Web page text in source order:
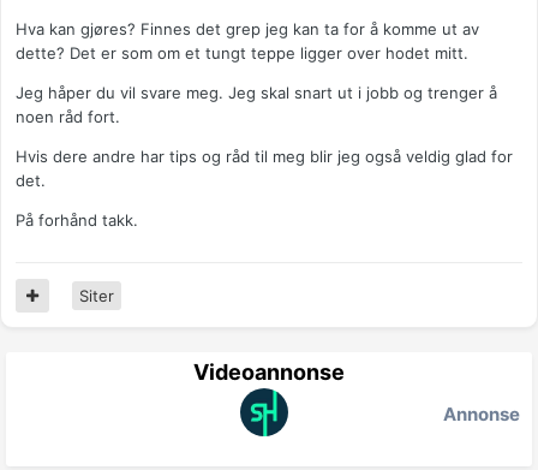
Hva kan gjøres? Finnes det grep jeg kan ta for å komme ut av
dette? Det er som om et tungt teppe ligger over hodet mitt.
Jeg håper du vil svare meg. Jeg skal snart ut i jobb og trenger å
noen råd fort.
Hvis dere andre har tips og råd til meg blir jeg også veldig glad for
det.
På forhånd takk.
Siter
Videoannonse
Annonse